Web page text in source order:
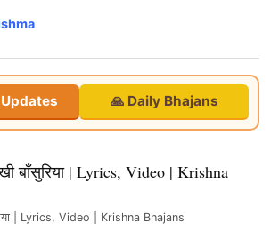
Updates 🙏 Daily Bhajans
| Lyrics, Video | Krishna Bhajans